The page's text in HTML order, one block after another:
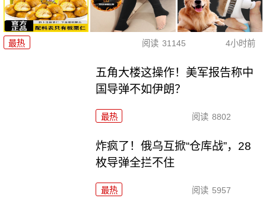
最热 阅读 31145 4小时前
五角大楼这操作！美军报告称中
国导弹不如伊朗？
最热 阅读 8802
炸疯了！俄乌互掀“仓库战”，28
枚导弹全拦不住
最热 阅读 5957